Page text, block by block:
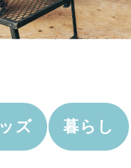
ズ 暮らし